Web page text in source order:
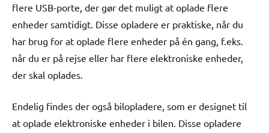
flere USB-porte, der gør det muligt at oplade flere
enheder samtidigt. Disse opladere er praktiske, når du
har brug for at oplade flere enheder på én gang, f.eks.
når du er på rejse eller har flere elektroniske enheder,
der skal oplades.
Endelig findes der også bilopladere, som er designet til
at oplade elektroniske enheder i bilen. Disse opladere